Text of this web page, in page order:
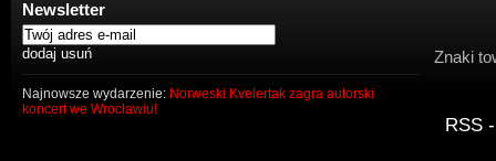
Newsletter
Najnowsze wydarzenie: Norweski Kvelertak zagra autorski
koncert we Wrocławiu!
Znaki
RSS